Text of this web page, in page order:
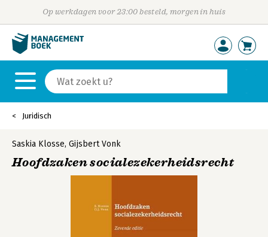
Op werkdagen voor 23:00 besteld, morgen in huis
Juridisch
Saskia Klosse, Gijsbert Vonk
Hoofdzaken socialezekerheidsrecht